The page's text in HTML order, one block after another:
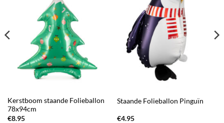
Kerstboom staande Folieballon
78x94cm
€8.95
Staande Folieballon Pinguïn
€4.95